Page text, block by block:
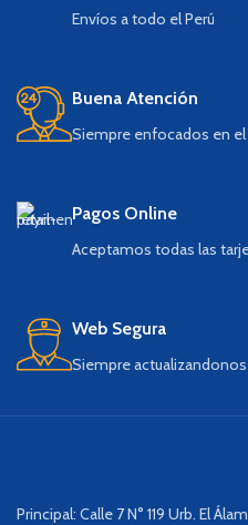
Envíos a todo el Perú
Buena Atención
Siempre enfocados en
Pagos Online
Aceptamos todas las
Web Segura
Siempre actualizandonos
Principal: Calle 7 N° 119 Urb. El